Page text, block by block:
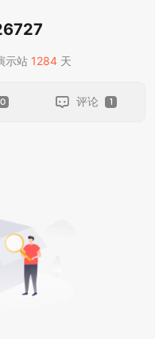
示站 1284 天
0 评论 1